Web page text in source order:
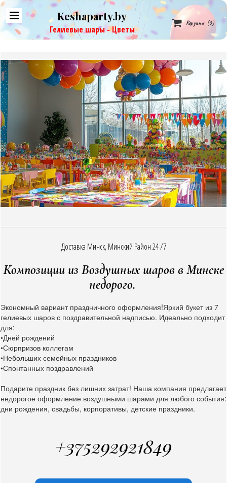
Keshaparty.by
Гелиевые шары - Цветы
 Корзина (0)
Доставка Минск, Минский Район 24 /7
Композиции из Воздушных шаров в Минске
недорого.
Экономный вариант праздничного оформления!Яркий букет из 7
гелиевых шаров с поздравительной надписью. Идеально подходит
для:
•Дней рождений
•Сюрпризов коллегам
•Небольших семейных праздников
•Спонтанных поздравлений
Подарите праздник без лишних затрат! Наша компания предлагает
недорогое оформление воздушными шарами для любого события:
дни рождения, свадьбы, корпоративы, детские праздники.
+375292921849